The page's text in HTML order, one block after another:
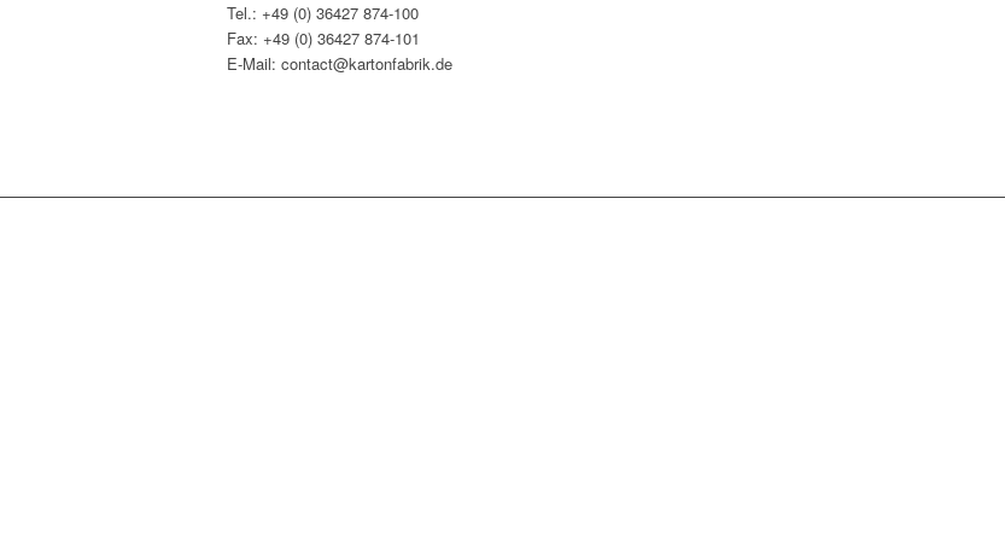
Tel.: +49 (0) 36427 874-100
Fax: +49 (0) 36427 874-101
E-Mail: contact@kartonfabrik.de